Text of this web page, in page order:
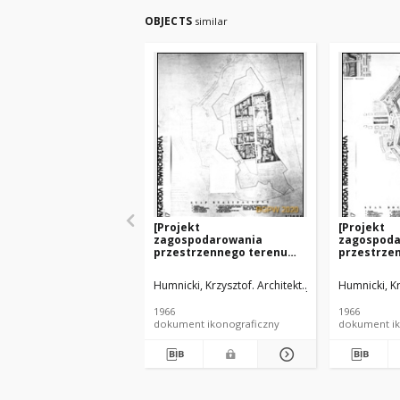
OBJECTS similar
[Projekt
zagospodarowania
przestrzennego terenu
Konkurs SARP nr 382] :
[praca nr 17, nagrodzona].
Humnicki, Krzysztof. Architekt Jaworski, Andrzej
1966
dokument ikonograficzny
[Projekt
Konkurs
[praca nr
stan
Humnicki,
1966
dokument